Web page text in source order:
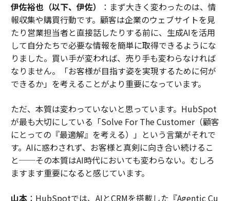
伊佐裕也（以下、伊佐）
：まず大きく変わったのは、情
報収集や購買行動です。顧客は企業のウェブサイトを見
たり営業担当者と直接話したりする前に、生成AIを活用
して自分たちで必要な情報を簡単に取得できるようにな
りました。買い手が変われば、売り手も変わらなければ
なりません。「お客様が目指す姿を実現するために何が
できるか」を考えることがより重要になっています。
ただ、本質は変わっていないと思っています。HubSpot
が最も大切にしている「Solve For The Customer（顧客
にとっての『最適解』を考える）」という言葉がそれで
す。AIに惑わされず、お客様と真剣に向き合い続けるこ
と──その本質はAI時代においても変わらない。むしろ
ますます重要になると感じています。
山本：HubSpotでは、AIとCRMを搭載した『Agentic Cu